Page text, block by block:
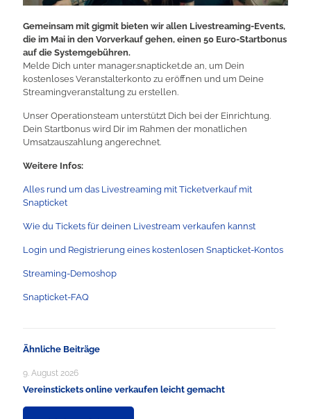
Gemeinsam mit gigmit bieten wir allen Livestreaming-Events,
die im Mai in den Vorverkauf gehen, einen 50 Euro-Startbonus
auf die Systemgebühren.
Melde Dich unter manager.snapticket.de an, um Dein
kostenloses Veranstalterkonto zu eröffnen und um Deine
Streamingveranstaltung zu erstellen.
Unser Operationsteam unterstützt Dich bei der Einrichtung.
Dein Startbonus wird Dir im Rahmen der monatlichen
Umsatzauszahlung angerechnet.
Weitere Infos:
Alles rund um das Livestreaming mit Ticketverkauf mit
Snapticket
Wie du Tickets für deinen Livestream verkaufen kannst
Login und Registrierung eines kostenlosen Snapticket-Kontos
Streaming-Demoshop
Snapticket-FAQ
Ähnliche Beiträge
9. August 2026
Vereinstickets online verkaufen leicht gemacht